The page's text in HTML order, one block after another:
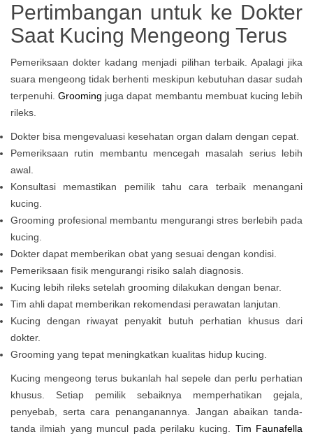
Pertimbangan untuk ke Dokter
Saat Kucing Mengeong Terus
Pemeriksaan dokter kadang menjadi pilihan terbaik. Apalagi jika
suara mengeong tidak berhenti meskipun kebutuhan dasar sudah
terpenuhi.Grooming juga dapat membantu membuat kucing lebih
rileks.
Dokter bisa mengevaluasi kesehatan organ dalam dengan cepat.
Pemeriksaan rutin membantu mencegah masalah serius lebih
awal.
Konsultasi memastikan pemilik tahu cara terbaik menangani
kucing.
Grooming profesional membantu mengurangi stres berlebih pada
kucing.
Dokter dapat memberikan obat yang sesuai dengan kondisi.
Pemeriksaan fisik mengurangi risiko salah diagnosis.
Kucing lebih rileks setelah grooming dilakukan dengan benar.
Tim ahli dapat memberikan rekomendasi perawatan lanjutan.
Kucing dengan riwayat penyakit butuh perhatian khusus dari
dokter.
Grooming yang tepat meningkatkan kualitas hidup kucing.
Kucing mengeong terus bukanlah hal sepele dan perlu perhatian
khusus. Setiap pemilik sebaiknya memperhatikan gejala,
penyebab, serta cara penanganannya. Jangan abaikan tanda-
tanda ilmiah yang muncul pada perilaku kucing. Tim Faunafella